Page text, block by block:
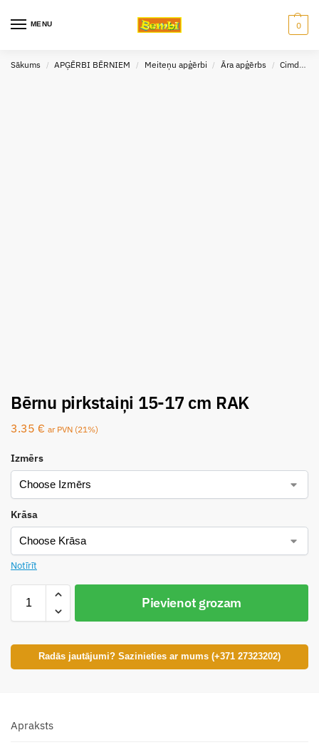
MENU 0
Sākums / APĢĒRBI BĒRNIEM / Meiteņu apģērbi / Āra apģērbs / Cimdi meitenēm
Bērnu pirkstaiņi 15-17 cm RAK
3.35 € ar PVN (21%)
Izmērs
Krāsa
Notīrīt
Pievienot grozam
Radās jautājumi? Sazinieties ar mums (+371 27323202)
Apraksts